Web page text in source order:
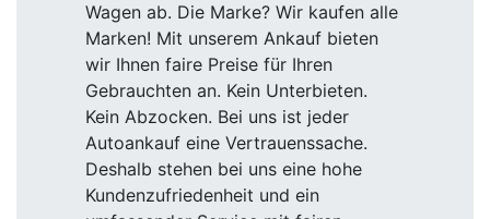
Wagen ab. Die Marke? Wir kaufen alle
Marken! Mit unserem Ankauf bieten
wir Ihnen faire Preise für Ihren
Gebrauchten an. Kein Unterbieten.
Kein Abzocken. Bei uns ist jeder
Autoankauf eine Vertrauenssache.
Deshalb stehen bei uns eine hohe
Kundenzufriedenheit und ein